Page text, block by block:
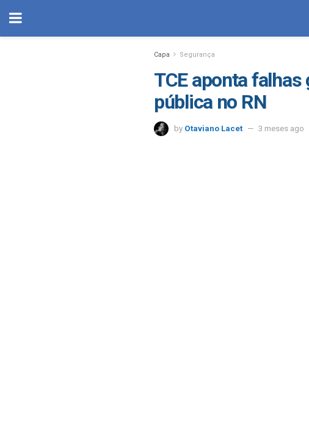
Capa Segurança
TCE aponta
pública no RN
by Otaviano Lacet 3 meses ago